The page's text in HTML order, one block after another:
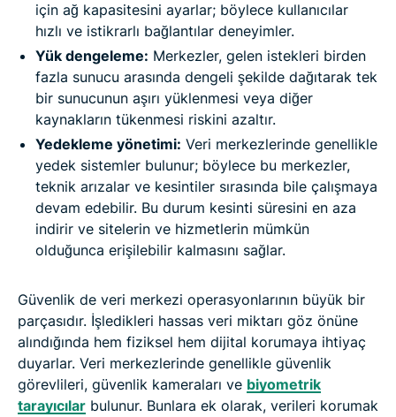
için ağ kapasitesini ayarlar; böylece kullanıcılar
hızlı ve istikrarlı bağlantılar deneyimler.
Yük dengeleme: Merkezler, gelen istekleri birden
fazla sunucu arasında dengeli şekilde dağıtarak tek
bir sunucunun aşırı yüklenmesi veya diğer
kaynakların tükenmesi riskini azaltır.
Yedekleme yönetimi: Veri merkezlerinde genellikle
yedek sistemler bulunur; böylece bu merkezler,
teknik arızalar ve kesintiler sırasında bile çalışmaya
devam edebilir. Bu durum kesinti süresini en aza
indirir ve sitelerin ve hizmetlerin mümkün
olduğunca erişilebilir kalmasını sağlar.
Güvenlik de veri merkezi operasyonlarının büyük bir
parçasıdır. İşledikleri hassas veri miktarı göz önüne
alındığında hem fiziksel hem dijital korumaya ihtiyaç
duyarlar. Veri merkezlerinde genellikle güvenlik
görevlileri, güvenlik kameraları ve biyometrik
tarayıcılar bulunur. Bunlara ek olarak, verileri korumak